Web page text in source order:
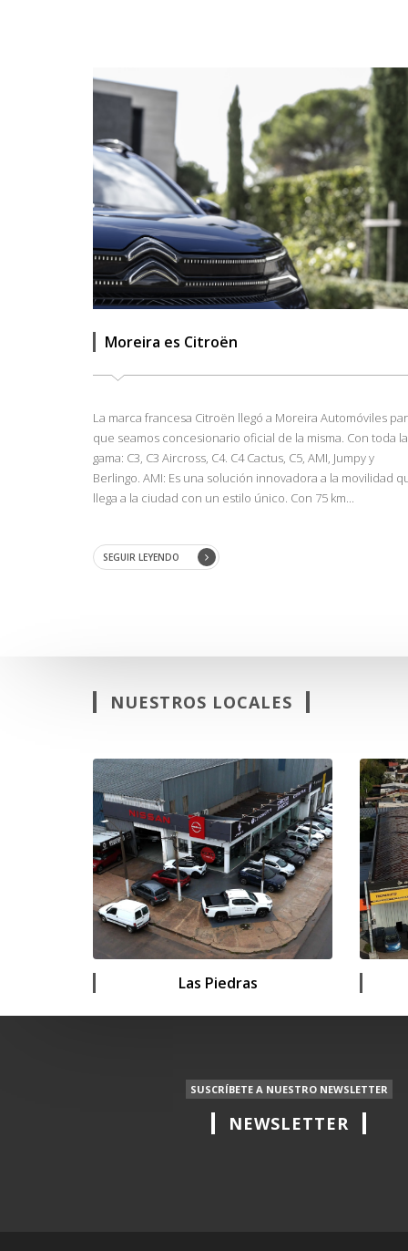
Moreira es Citroën
La marca francesa Citroën llegó a Moreira Automóviles
que seamos concesionario oficial de la misma. Con toda la
gama: C3, C3 Aircross, C4. C4 Cactus, C5, AMI, Jumpy y
Berlingo. AMI: Es una solución innovadora a la movilidad
llega a la ciudad con un estilo único. Con 75 km...
SEGUIR LEYENDO
NUESTROS LOCALES
Las Piedras
SUSCRÍBETE A NUESTRO NEWSLETTER
NEWSLETTER